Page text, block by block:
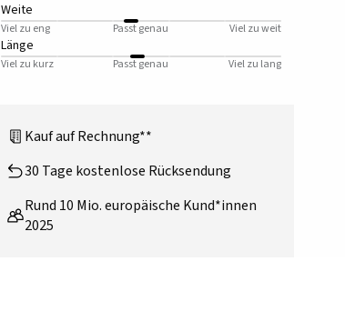
Weite
Viel zu eng Passt genau Viel zu weit
Länge
Viel zu kurz Passt genau Viel zu lang
Kauf auf Rechnung**
30 Tage kostenlose Rücksendung
Rund 10 Mio. europäische Kund*innen
2025